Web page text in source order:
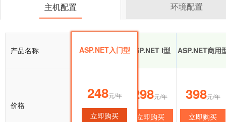
主机配置 环境配置
产品名称 ASP.NET入门型 ASP.NET I型 ASP.NET商用
价格
248元/年
立即购买
298元/年
立即购买
398元/年
立即购买
ASP.NET入门型
248元/年
立即购买